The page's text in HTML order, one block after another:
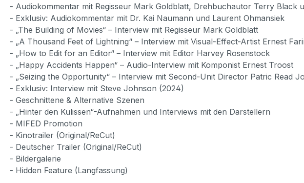
- Audiokommentar mit Regisseur Mark Goldblatt, Drehbuchautor Terry Black
- Exklusiv: Audiokommentar mit Dr. Kai Naumann und Laurent Ohmansiek
- „The Building of Movies“ – Interview mit Regisseur Mark Goldblatt
- „A Thousand Feet of Lightning“ – Interview mit Visual-Effect-Artist Ernest
- „How to Edit for an Editor“ – Interview mit Editor Harvey Rosenstock
- „Happy Accidents Happen“ – Audio-Interview mit Komponist Ernest Troost
- „Seizing the Opportunity“ – Interview mit Second-Unit Director Patric Read
- Exklusiv: Interview mit Steve Johnson (2024)
- Geschnittene & Alternative Szenen
- „Hinter den Kulissen“-Aufnahmen und Interviews mit den Darstellern
- MIFED Promotion
- Kinotrailer (Original/ReCut)
- Deutscher Trailer (Original/ReCut)
- Bildergalerie
- Hidden Feature (Langfassung)